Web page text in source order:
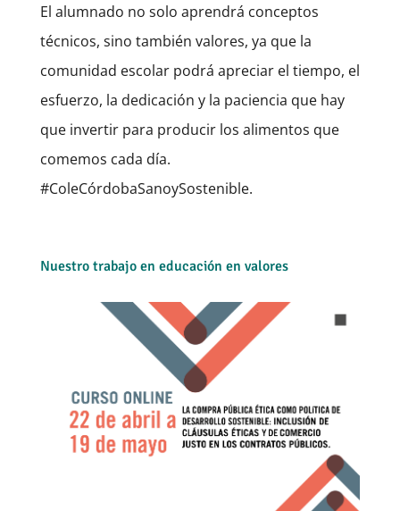
El alumnado no solo aprendrá conceptos
técnicos, sino también valores, ya que la
comunidad escolar podrá apreciar el tiempo, el
esfuerzo, la dedicación y la paciencia que hay
que invertir para producir los alimentos que
comemos cada día.
#ColeCórdobaSanoySostenible.
Nuestro trabajo en educación en valores